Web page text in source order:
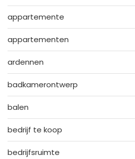
appartemente
appartementen
ardennen
badkamerontwerp
balen
bedrijf te koop
bedrijfsruimte